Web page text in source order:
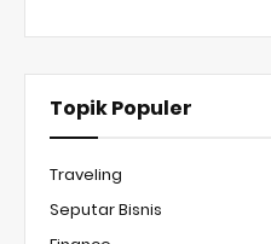
Topik Populer
Traveling
Seputar Bisnis